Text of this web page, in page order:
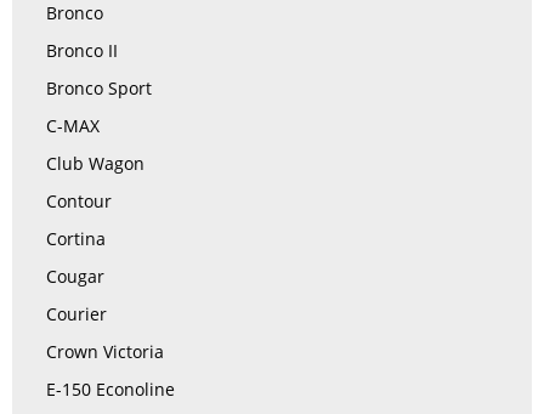
Bronco
Bronco II
Bronco Sport
C-MAX
Club Wagon
Contour
Cortina
Cougar
Courier
Crown Victoria
E-150 Econoline